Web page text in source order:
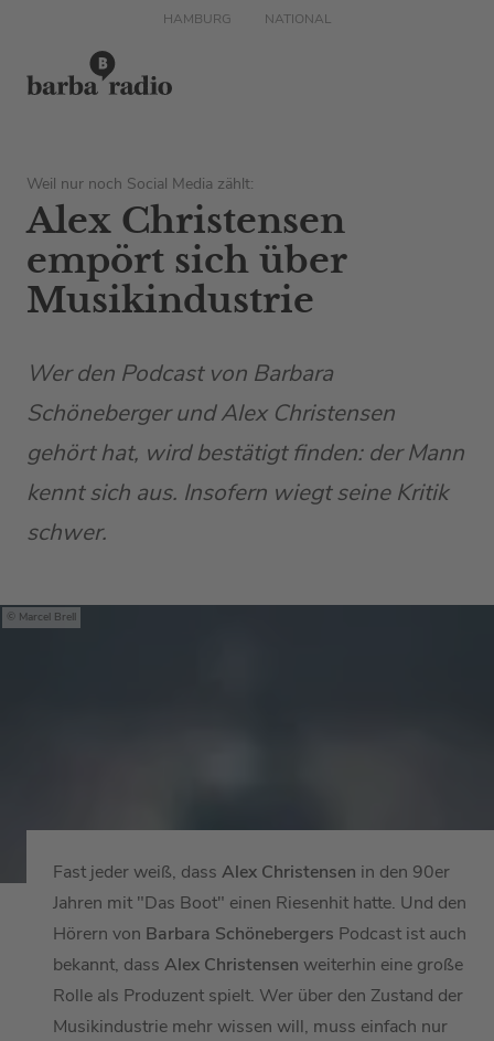
HAMBURG NATIONAL
Weil nur noch Social Media zählt:
Alex Christensen
empört sich über
Musikindustrie
Wer den Podcast von Barbara
Schöneberger und Alex Christensen
gehört hat, wird bestätigt finden: der Mann
kennt sich aus. Insofern wiegt seine Kritik
schwer.
Marcel Brell
Fast jeder weiß, dass Alex Christensen in den 90er
Jahren mit "Das Boot" einen Riesenhit hatte. Und den
Hörern von Barbara Schönebergers Podcast ist auch
bekannt, dass Alex Christensen weiterhin eine große
Rolle als Produzent spielt. Wer über den Zustand der
Musikindustrie mehr wissen will, muss einfach nur